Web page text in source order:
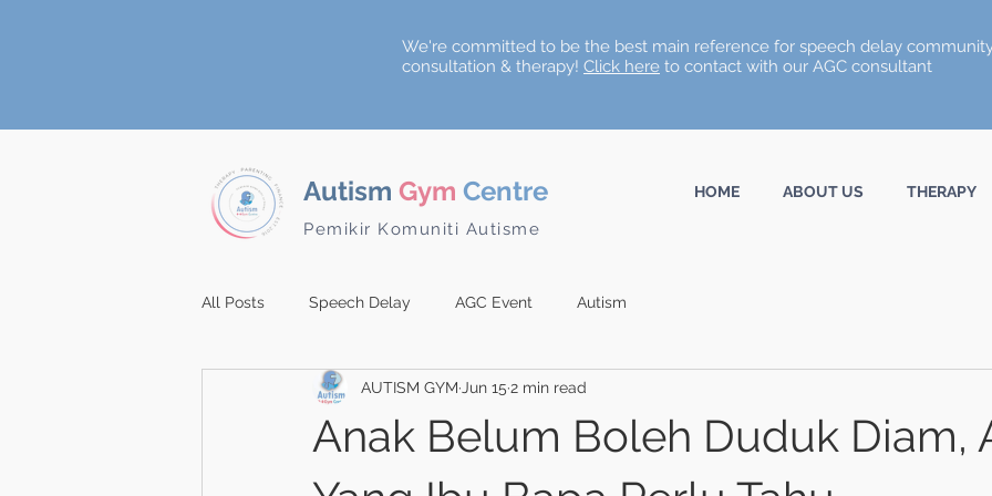
We're committed to be the best main reference for speech delay
consultation & therapy! Click here to contact with our AGC consultant
Autism Gym Centre
Pemikir Komuniti Autisme
HOME ABOUT US THERAPY
All Posts Speech Delay AGC Event Autism
Anak Belum Boleh Duduk Diam,
AUTISM GYM Jun 15 2 min read